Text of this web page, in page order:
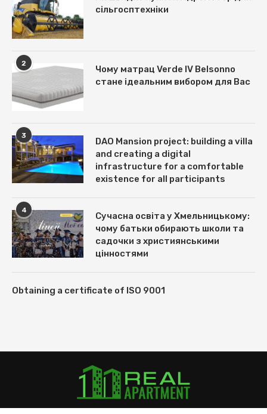
сільгосптехніки
2
Чому матрац Verde IV Belsonno
стане ідеальним вибором для Вас
3
DAO Mansion project: building a villa
and creating a digital
infrastructure for a comfortable
existence for all participants
4
Сучасна освіта у Хмельницькому:
чому батьки обирають школи та
садочки з християнськими
цінностями
Obtaining a certificate of ISO 9001